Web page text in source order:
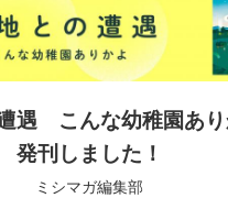
遇 こんな幼稚園あり
発刊しました！
ミシマガ編集部